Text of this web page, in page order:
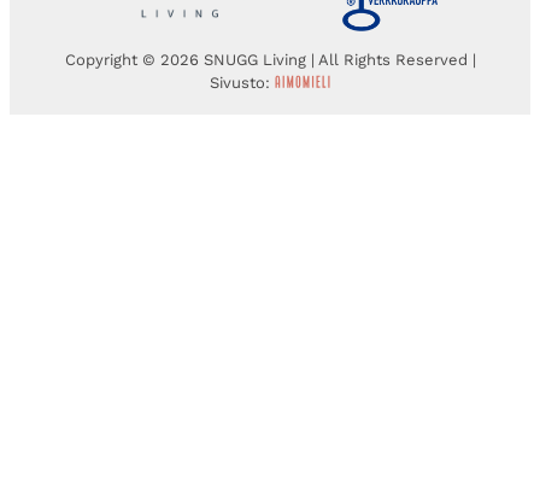
Copyright © 2026 SNUGG Living | All Rights Reserved |
Sivusto: